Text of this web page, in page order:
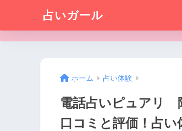
占いガール
ホーム 占い体験
電話占いピュアリ
口コミと評価！占い